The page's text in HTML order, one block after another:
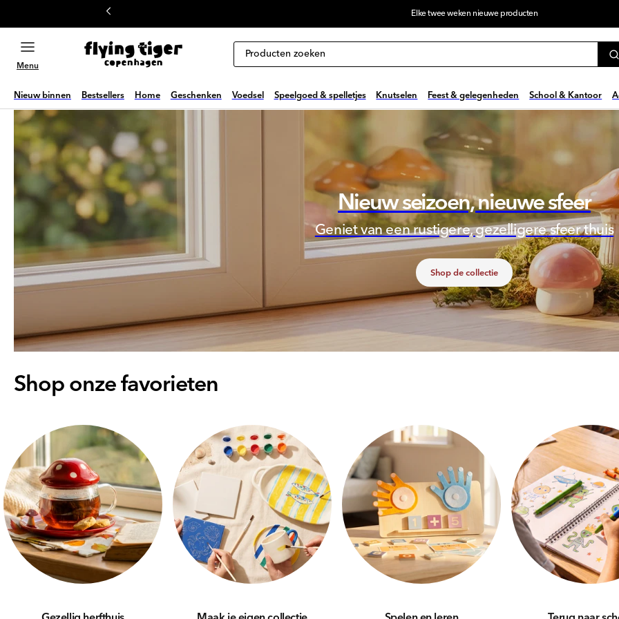
Elke twee weken nieuwe producten
Menu
Producten zoeken
Nieuw binnen Bestsellers Home Geschenken Voedsel Speelgoed & spelletjes Knutselen Feest & gelegenheden School & Kantoor
Nieuw seizoen, nieuwe sfeer
Geniet van een rustigere, gezelligere sfeer thuis
Shop de collectie
Shop onze favorieten